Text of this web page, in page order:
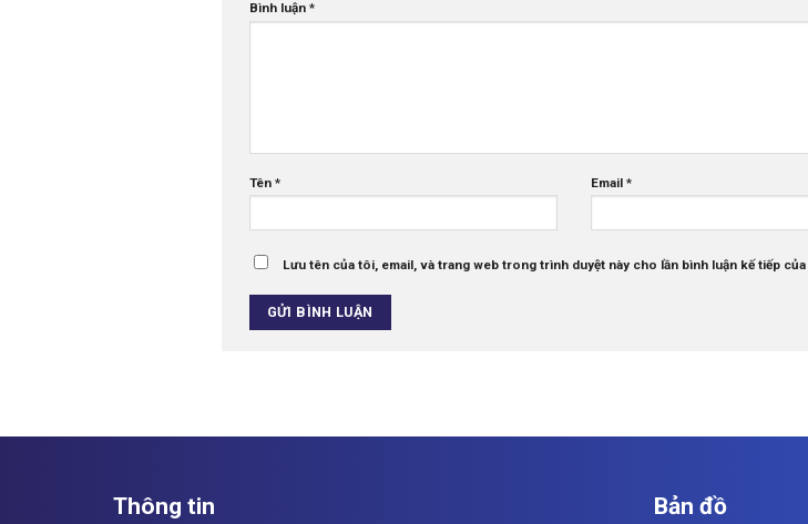
Bình luận *
Tên * Email *
Lưu tên của tôi, email, và trang web trong trình duyệt này cho lần bình luận kế tiếp
Thông tin Bản đồ